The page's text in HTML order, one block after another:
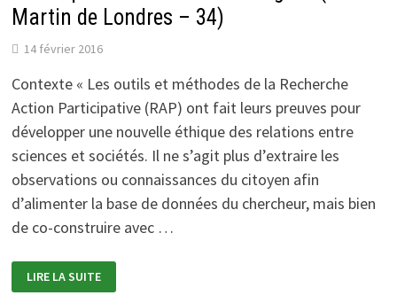
Martin de Londres – 34)
14 février 2016
Contexte « Les outils et méthodes de la Recherche
Action Participative (RAP) ont fait leurs preuves pour
développer une nouvelle éthique des relations entre
sciences et sociétés. Il ne s’agit plus d’extraire les
observations ou connaissances du citoyen afin
d’alimenter la base de données du chercheur, mais bien
de co-construire avec …
THÉMATIQUE
«
LIRE LA SUITE